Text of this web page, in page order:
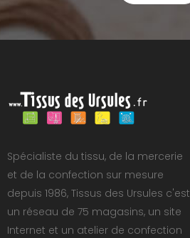
Spécialiste du tissu, de la mercerie
et de la confection sur mesure
depuis 1986, Tissus des Ursules c'est
un réseau de 75 magasins, un site
Internet et un atelier de confection